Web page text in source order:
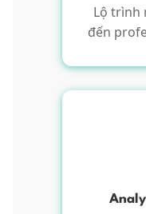
Lộ trình
đến